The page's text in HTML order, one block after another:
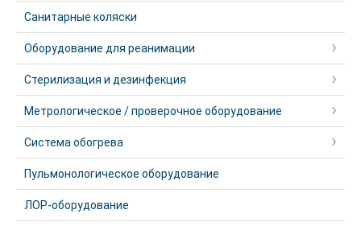
Санитарные коляски
Оборудование для реанимации
Стерилизация и дезинфекция
Метрологическое / проверочное оборудование
Система обогрева
Пульмонологическое оборудование
ЛОР-оборудование